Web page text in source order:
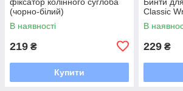
(чорно-білий)
В наявності
219 ₴
Купити
Classic
В
229 ₴